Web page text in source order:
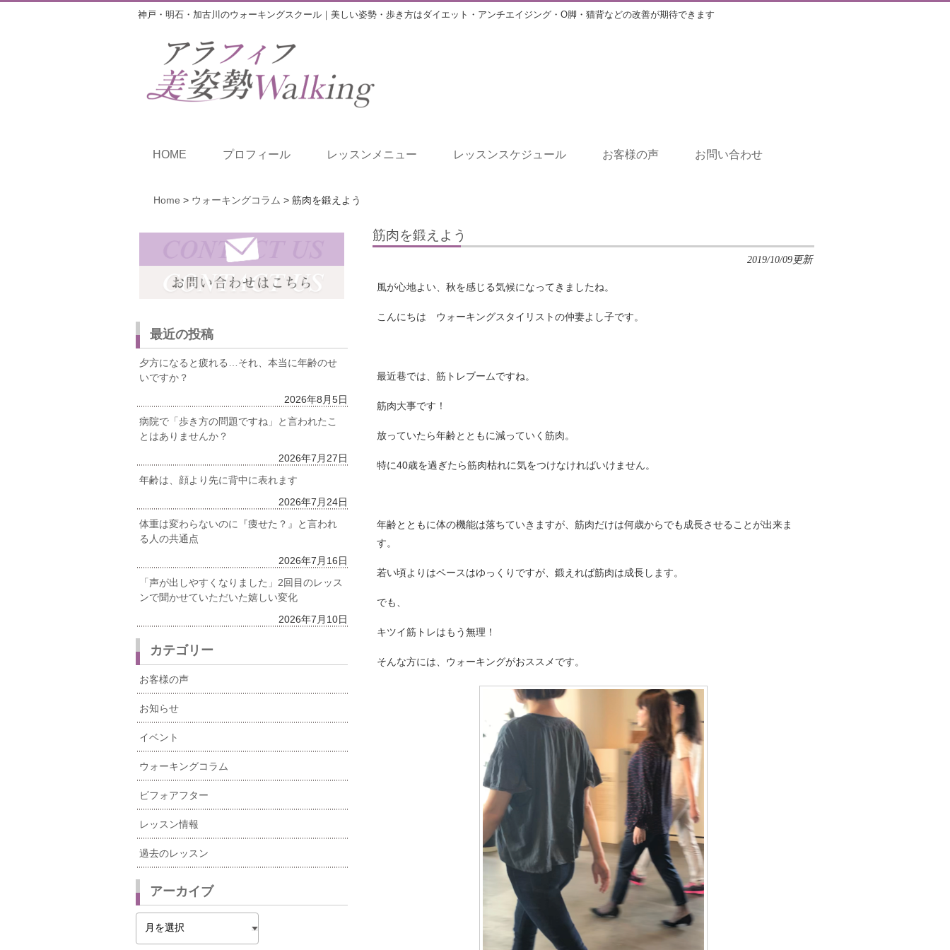
神戸・明石・加古川のウォーキングスクール｜美しい姿勢・歩き方はダイエット・アンチエイジング・O脚・猫背などの改善が期待できます
HOME プロフィール レッスンメニュー レッスンスケジュール お客様の声 お問い合わせ
Home > ウォーキングコラム > 筋肉を鍛えよう
筋肉を鍛えよう
2019/10/09更新
風が心地よい、秋を感じる気候になってきましたね。
こんにちは ウォーキングスタイリストの仲妻よし子です。
最近巷では、筋トレブームですね。
筋肉大事です！
放っていたら年齢とともに減っていく筋肉。
特に40歳を過ぎたら筋肉枯れに気をつけなければいけません。
年齢とともに体の機能は落ちていきますが、筋肉だけは何歳からでも成長させることが出来ま
す。
若い頃よりはペースはゆっくりですが、鍛えれば筋肉は成長します。
でも、
キツイ筋トレはもう無理！
そんな方には、ウォーキングがおススメです。
最近の投稿
夕方になると疲れる…それ、本当に年齢のせ
いですか？
2026年8月5日
病院で「歩き方の問題ですね」と言われたこ
とはありませんか？
2026年7月27日
年齢は、顔より先に背中に表れます
2026年7月24日
体重は変わらないのに『痩せた？』と言われ
る人の共通点
2026年7月16日
「声が出しやすくなりました」2回目のレッス
ンで聞かせていただいた嬉しい変化
2026年7月10日
カテゴリー
お客様の声
お知らせ
イベント
ウォーキングコラム
ビフォアフター
レッスン情報
過去のレッスン
アーカイブ